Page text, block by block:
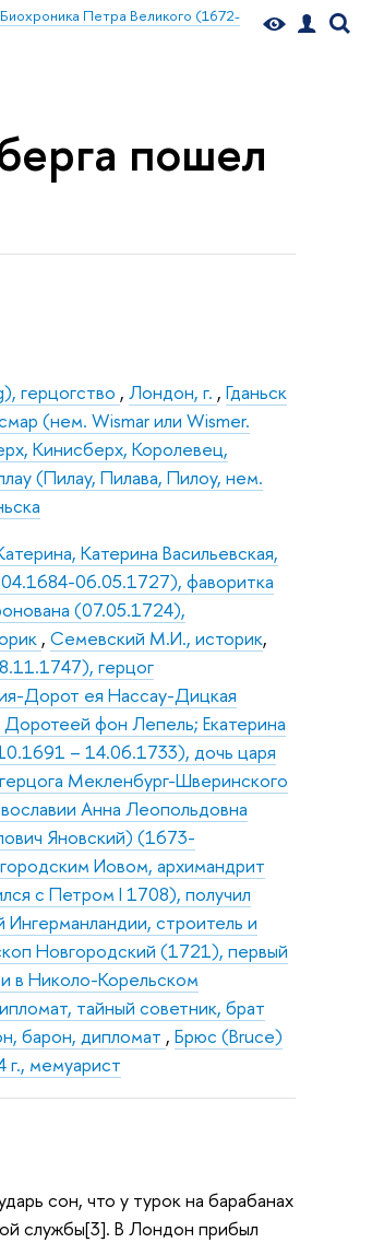
Биохроника Петра Великого (1672-
пошел
герцогство ,Лондон, г. ,Гданьск
(нем. Wismar или Wismer.
Кинисберх, Королевец,
(Пилау, Пилава, Пилоу, нем.
Катерина Васильевская,
06.05.1727), фаворитка
(07.05.1724),
,Семевский М.И., историк,
герцог
Дорот ея Нассау-Дицкая
фон Лепель; Екатерина
– 14.06.1733), дочь царя
Мекленбург-Шверинского
Анна Леопольдовна
Яновский) (1673-
Иовом, архимандрит
с Петром I 1708), получил
строитель и
Новгородский (1721), первый
в Николо-Корельском
тайный советник, брат
барон, дипломат ,Брюс (Bruce)
мемуарист
сон, что у турок на барабанах
службы[3]. В Лондон прибыл